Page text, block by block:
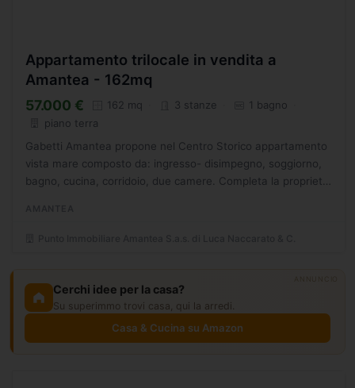
Appartamento trilocale in vendita a
Amantea - 162mq
57.000 € 162 mq 3 stanze
1 bagno
piano terra
Gabetti Amantea propone nel Centro Storico appartamento
vista mare composto da: ingresso- disimpegno, soggiorno,
bagno, cucina, corridoio, due camere. Completa la propriet
Cerchi idee per la casa?
Su superimmo trovi casa, qui la arredi.
Casa & Cucina su Amazon